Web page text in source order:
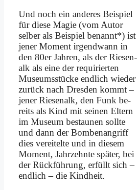
Und noch ein an­de­res Bei­spiel
für die­se Ma­gie (vom Au­tor
sel­ber als Bei­spiel be­nannt*) ist
je­ner Mo­ment ir­gend­wann in
den 80er Jah­ren, als der Rie­sen­
alk als ei­ne der re­qui­rier­ten
Mu­se­ums­stücke end­lich wie­der
zu­rück nach Dres­den kommt –
je­ner Rie­sen­alk, den Funk be­
reits als Kind mit sei­nen El­tern
im Mu­se­um be­stau­nen soll­te
und dann der Bom­ben­an­griff
dies ver­ei­tel­te und in die­sem
Mo­ment, Jahr­zehn­te spä­ter, bei
der Rück­füh­rung, er­füllt sich –
end­lich – die Kind­heit.